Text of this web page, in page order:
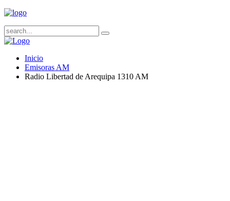
Inicio
Emisoras AM
Radio Libertad de Arequipa 1310 AM